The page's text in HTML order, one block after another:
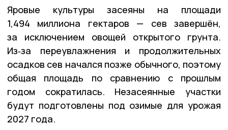
Яровые культуры засеяны на площади
1,494 миллиона гектаров — сев завершён,
за исключением овощей открытого грунта.
Из‑за переувлажнения и продолжительных
осадков сев начался позже обычного, поэтому
общая площадь по сравнению с прошлым
годом сократилась. Незасеянные участки
будут подготовлены под озимые для урожая
2027 года.